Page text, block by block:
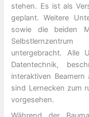
stehen. Es ist als
geplant. Weitere
sowie die beiden
untergebracht. Alle
Datentechnik,
interaktiven
sind Lernecken zum
vorgesehen.